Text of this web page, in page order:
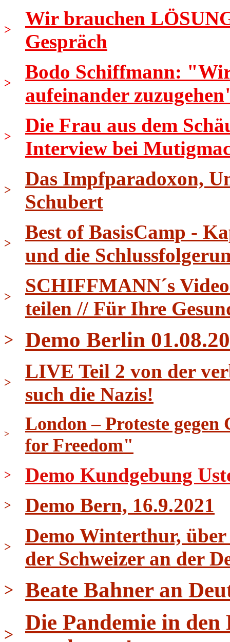
>
Wir brauchen
Gespräch
>
Bodo Schiffmann:
aufeinander
>
Die Frau aus dem
Interview bei
>
Das Impfparadoxon,
Schubert
>
Best of BasisCamp -
und die
>
SCHIFFMANN´s
teilen // Für Ihre
> Demo Berlin
>
LIVE Teil 2 von der
such die Nazis!
>
London – Proteste
for Freedom"
> Demo Kundgebung
> Demo Bern, 16.9.2021
>
Demo Winterthur,
der Schweizer an der
> Beate Bahner an
>
Die Pandemie in